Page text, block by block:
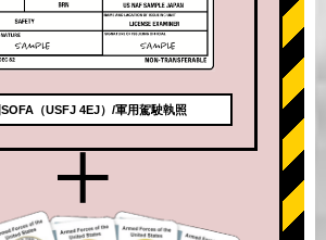
（USFJ 4EJ）/軍用駕駛執照
+